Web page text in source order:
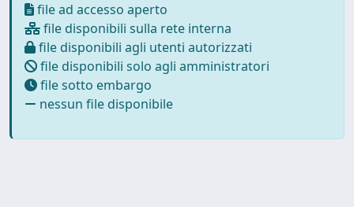
file ad accesso aperto
file disponibili sulla rete interna
file disponibili agli utenti autorizzati
file disponibili solo agli amministratori
file sotto embargo
nessun file disponibile